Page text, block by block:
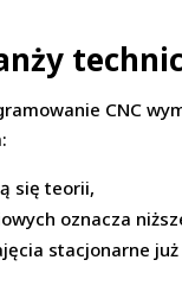
CNC
się teorii,
oznacza
stacjonarne